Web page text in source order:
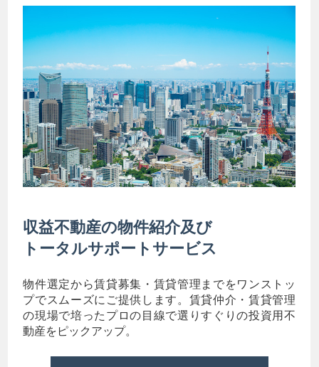
収益不動産の物件紹介及び
トータルサポートサービス
物件選定から賃貸募集・賃貸管理までをワンストッ
プでスムーズにご提供します。賃貸仲介・賃貸管理
の現場で培ったプロの目線で選りすぐりの投資用不
動産をピックアップ。